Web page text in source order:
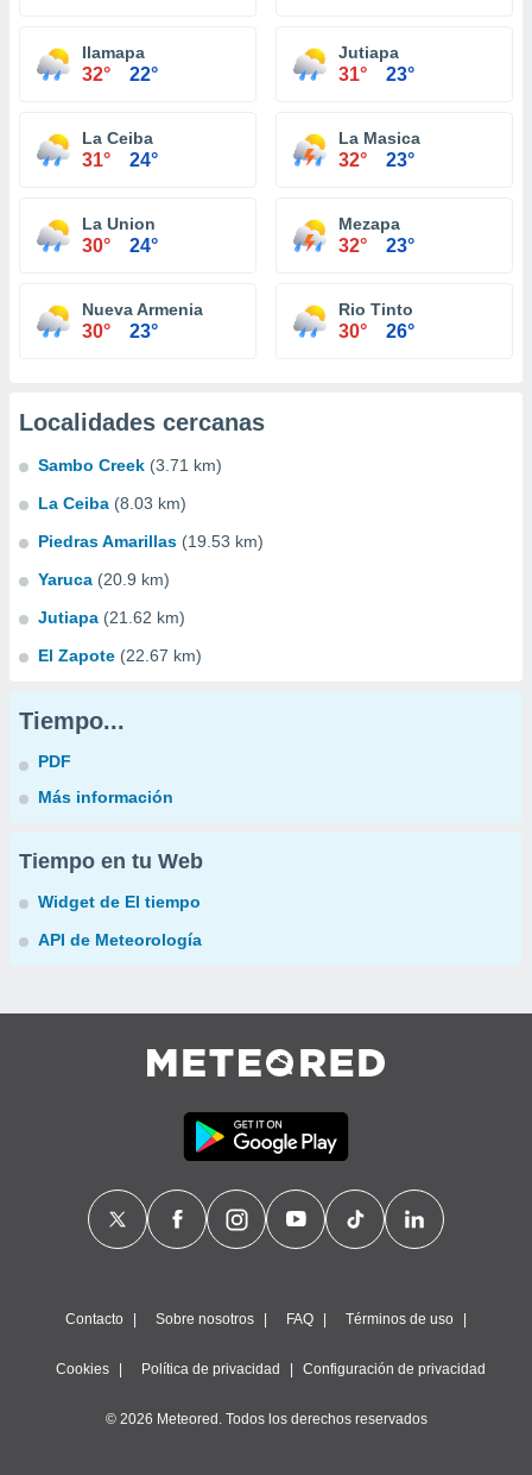
Ilamapa
32° 22°
Jutiapa
31° 23°
La Ceiba
31° 24°
La Masica
32° 23°
La Union
30° 24°
Mezapa
32° 23°
Nueva Armenia
30° 23°
Rio Tinto
30° 26°
Localidades cercanas
Sambo Creek (3.71 km)
La Ceiba (8.03 km)
Piedras Amarillas (19.53 km)
Yaruca (20.9 km)
Jutiapa (21.62 km)
El Zapote (22.67 km)
Tiempo...
PDF
Más información
Tiempo en tu Web
Widget de El tiempo
API de Meteorología
Contacto Sobre nosotros FAQ Términos de uso
Cookies Política de privacidad Configuración de privacidad
© 2026 Meteored. Todos los derechos reservados